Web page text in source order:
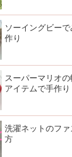
ソーイングビー
作り
スーパーマリオ
アイテムで手作り
洗濯ネットのフ
方